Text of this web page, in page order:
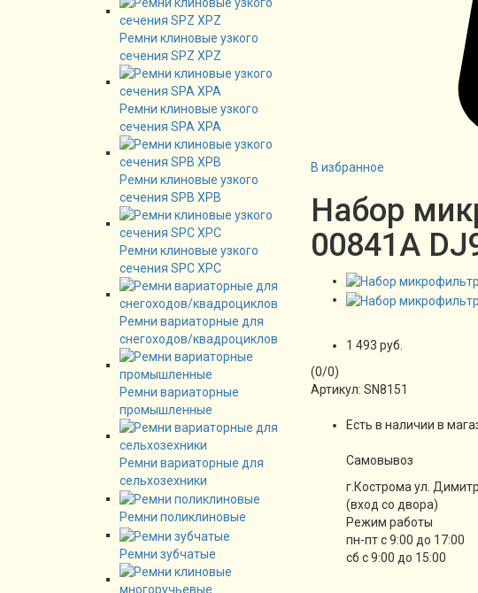
Ремни клиновые узкого
сечения SPZ XPZ
Ремни клиновые узкого
сечения SPA XPA
Ремни клиновые узкого
сечения SPB XPB
Ремни клиновые узкого
сечения SPC XPC
Ремни вариаторные для
снегоходов/квадроциклов
Ремни вариаторные
промышленные
Ремни вариаторные для
сельхозехники
Ремни поликлиновые
Ремни зубчатые
В избранное
Набор
00841A
1 493 руб.
(0/0)
Артикул: SN8151
Есть в наличии в
Cамовывоз
г.Кострома ул.
(вход со двора)
Режим работы
пн-пт с 9:00 до 17:00
сб с 9:00 до 15:00